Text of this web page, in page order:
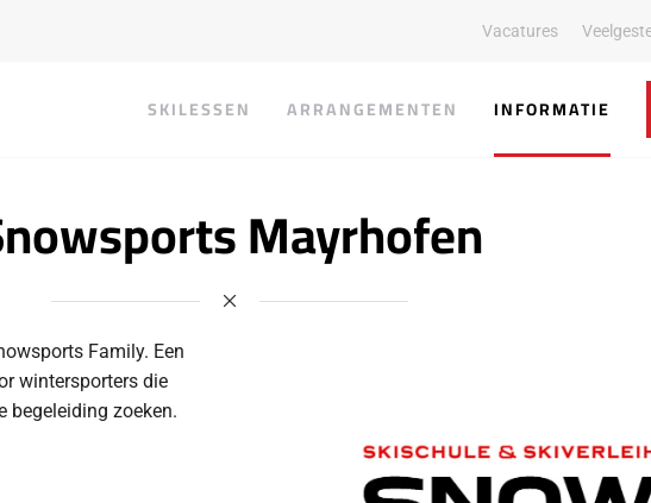
Vacatures
SKILESSEN ARRANGEMENTEN INFORMATIE
Mayrhofen
Family. Een
wintersporters die
begeleiding zoeken.